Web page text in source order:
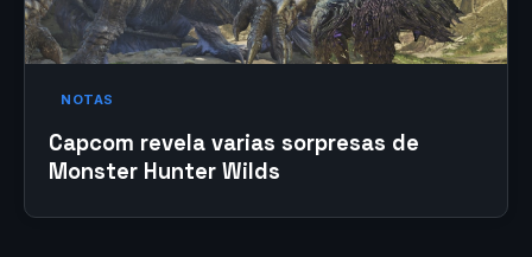
NOTAS
Capcom revela varias sorpresas de
Monster Hunter Wilds